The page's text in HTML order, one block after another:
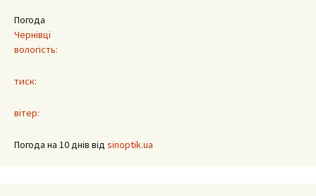
Погода
Чернівці
вологість:
тиск:
вітер:
Погода на 10 днів від sinoptik.ua